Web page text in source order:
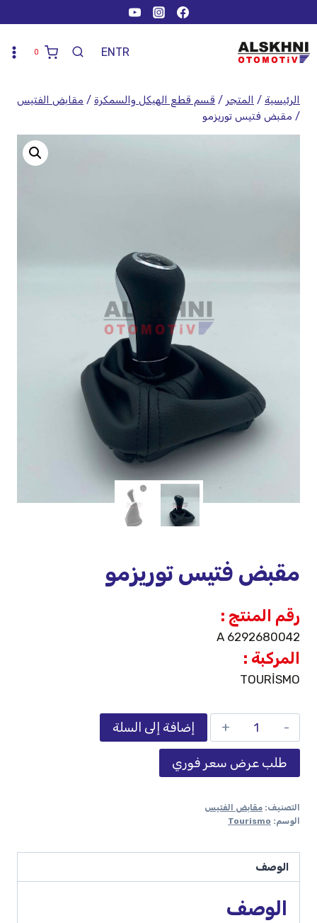
TR
EN
0
الرئيسية / المتجر / قسم قطع الهيكل والسمكرة / مقابض الفتيس
/ مقبض فتيس توريزمو
مقبض فتيس توريزمو
رقم المنتج :
A 6292680042
المركبة :
TOURİSMO
إضافة إلى السلة
طلب عرض سعر فوري
التصنيف: مقابض الفتيس
الوسم: Tourismo
الوصف
الوصف